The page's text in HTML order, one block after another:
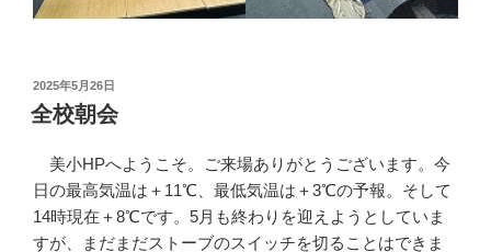
投
稿
日:
2025年5月26日
全校朝会
美小HPへようこそ。ご来場ありがとうございます。今
日の最高気温は＋11℃、最低気温は＋3℃の予報。そして
14時現在＋8℃です。5月も終わりを迎えようとしていま
すが、まだまだストーブのスイッチを切ることはできま